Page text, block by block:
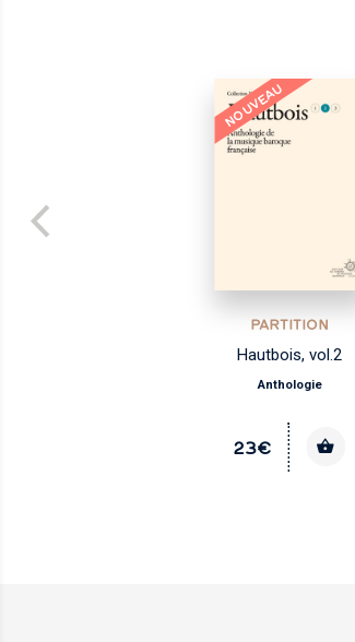
NOUVEAU
PARTITION
Hautbois, vol.2
Anthologie
23€